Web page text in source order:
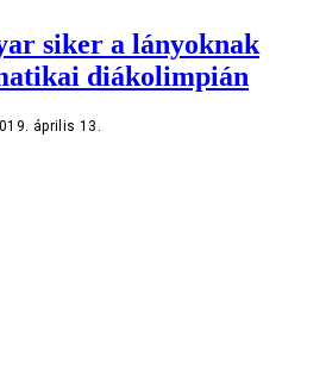
siker a lányoknak
diákolimpián
április 13.